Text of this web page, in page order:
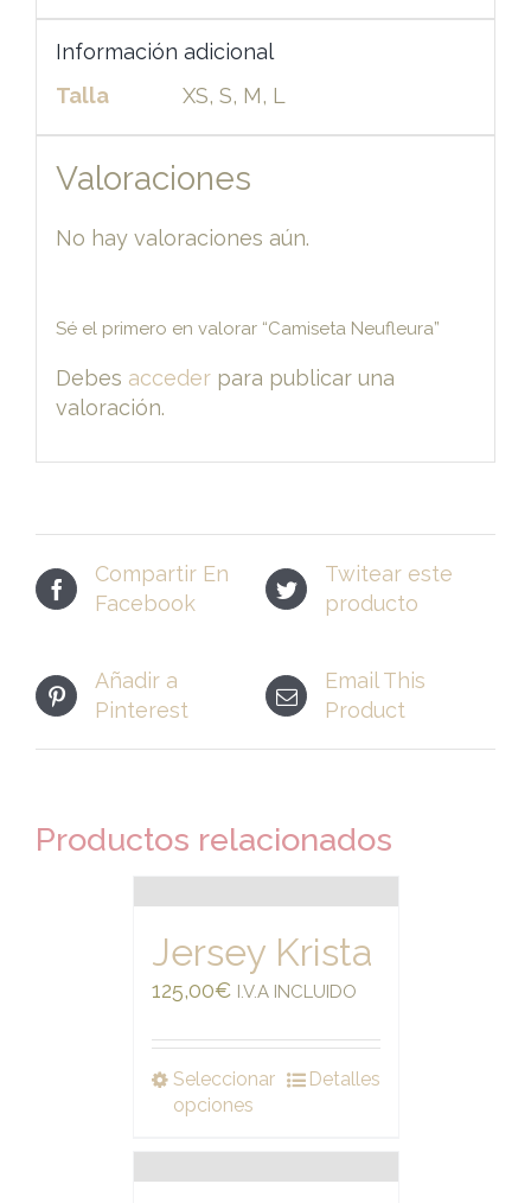
Información adicional
Talla
XS, S, M, L
Valoraciones
No hay valoraciones aún.
Sé el primero en valorar “Camiseta Neufleura”
Debes accederpara publicar una
valoración.
Compartir En
Facebook
Twitear este
producto
Añadir a
Pinterest
Email This
Product
Productos relacionados
Jersey Krista
125,00€ I.V.A INCLUIDO
Seleccionar
opciones
Detalles